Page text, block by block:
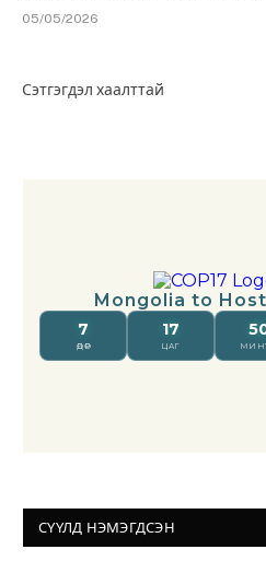
05/05/2026
Сэтгэгдэл хаалттай
СҮҮЛД НЭМЭГДСЭН